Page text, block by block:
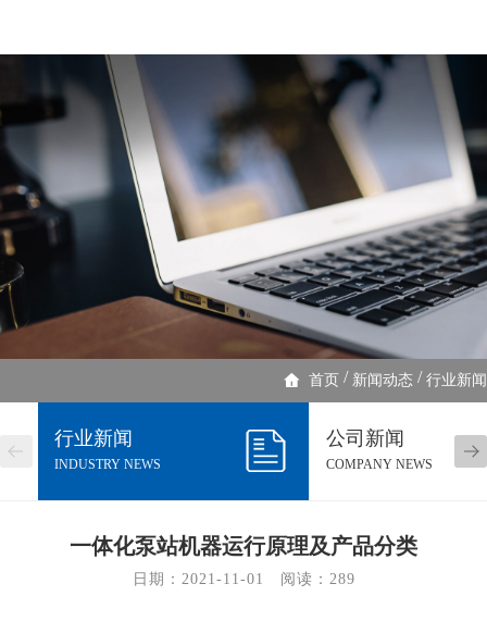
首页 / 新闻动态 / 行业新闻
行业新闻
INDUSTRY NEWS
公司新闻
COMPANY NEWS
一体化泵站机器运行原理及产品分类
日期：2021-11-01   阅读： 289